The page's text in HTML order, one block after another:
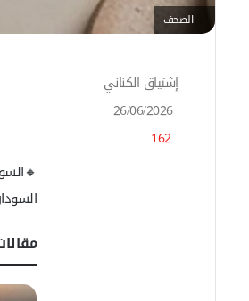
الصحف
إشتياق الكناني
26/06/2026
162